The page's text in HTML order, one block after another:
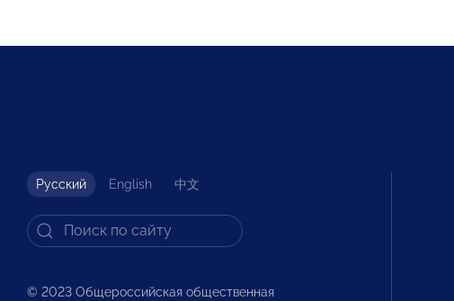
Русский English 中文
© 2023 Общероссийская общественная